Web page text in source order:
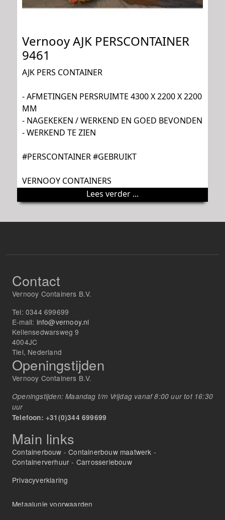
Vernooy AJK PERSCONTAINER
9461
AJK PERS CONTAINER
- AFMETINGEN PERSRUIMTE 4300 X 2200 X 2200
MM
- NAGEKEKEN / WERKEND EN GOED BEVONDEN
- WERKEND TE ZIEN
#PERSCONTAINER #GEBRUIKT
VERNOOY CONTAINERS
Lees verder ...
Contact
Vernooy Containers B.V.
Tel: 0344 699699
E-mail: info@vernooy.nl
Kellensedwarsweg 9
4004JC
Tiel, Nederland
Openingstijden
Vernooy Containers B.V.
Openingstijden: Maandag t/m Vrijdag vanaf 8:00 uur tot 16:30
uur
Telefoon: +31(0)344 699699
Main links
Containerbouw -Containerbouw maatwerk -
Containerverhuur - Carrosseriebouw
Privacyverklaring
Metaalunie voorwaarden